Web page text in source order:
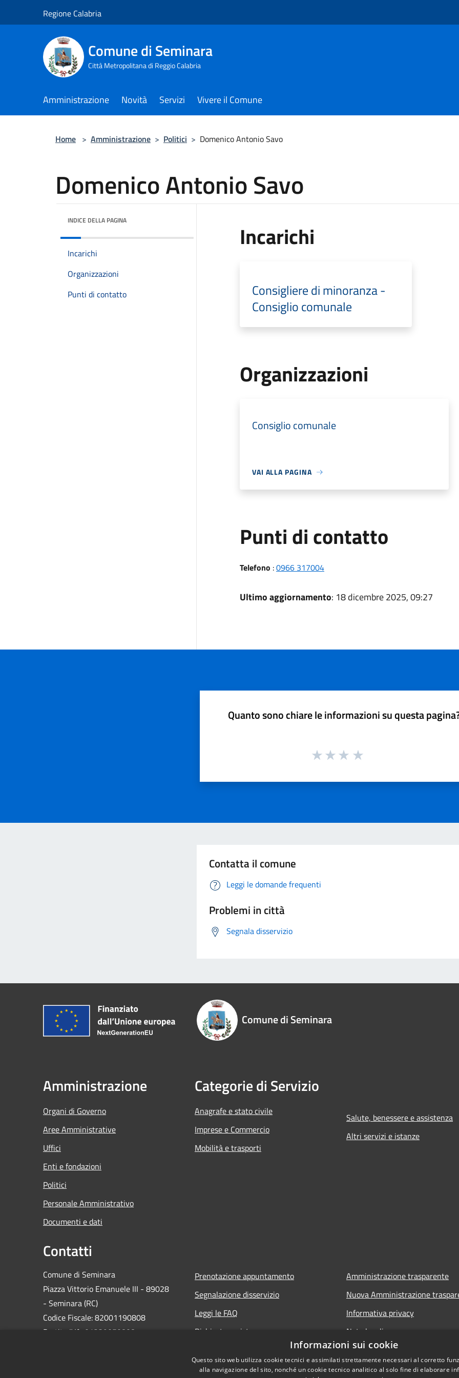
Regione Calabria
Comune di Seminara
Città Metropolitana di Reggio Calabria
Amministrazione Novità Servizi Vivere il Comune
Home > Amministrazione > Politici > Domenico Antonio Savo
Domenico Antonio Savo
INDICE DELLA PAGINA
Incarichi
Organizzazioni
Punti di contatto
Incarichi
Consigliere di minoranza -
Consiglio comunale
Organizzazioni
Consiglio comunale
VAI ALLA PAGINA
Punti di contatto
Telefono :0966 317004
Ultimo aggiornamento: 18 dicembre 2025, 09:27
Quanto sono chiare le informazioni su questa
Contatta il comune
Leggi le domande frequenti
Problemi in città
Segnala disservizio
Comune di Seminara
Amministrazione
Organi di Governo
Aree Amministrative
Uffici
Enti e fondazioni
Politici
Personale Amministrativo
Documenti e dati
Categorie di Servizio
Anagrafe e stato civile
Imprese e Commercio
Mobilità e trasporti
Salute, benessere e assistenza
Altri servizi e istanze
Contatti
Comune di Seminara
Piazza Vittorio Emanuele III - 89028
- Seminara (RC)
Codice Fiscale: 82001190808
Partita IVA: 01239050808
Prenotazione appuntamento
Segnalazione disservizio
Leggi le FAQ
Richiesta assistenza
Amministrazione trasparente
Nuova Amministrazione
Informativa privacy
Note legali
Dichiarazione di accessibilità
Informazioni sui cookie
Questo sito web utilizza cookie tecnici e assimilati strettamente necessari al corretto
alla navigazione del sito, nonché un cookie tecnico analitico al solo fine di elaborare